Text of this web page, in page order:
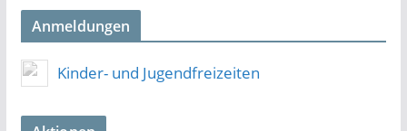
Anmeldungen
Kinder- und Jugendfreizeiten